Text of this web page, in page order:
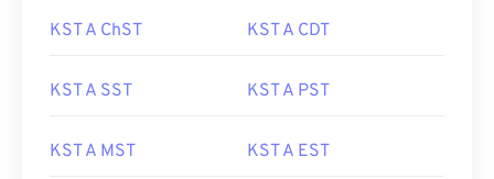
KST A ChST KST A CDT
KST A SST KST A PST
KST A MST KST A EST